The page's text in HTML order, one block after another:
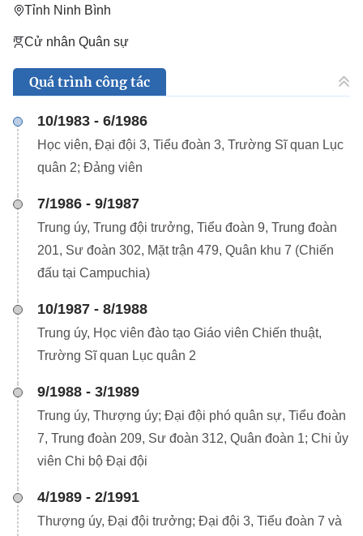
Tỉnh Ninh Bình
Cử nhân Quân sự
Quá trình công tác
10/1983 - 6/1986
Học viên, Đại đội 3, Tiểu đoàn 3, Trường Sĩ quan Lục
quân 2; Đảng viên
7/1986 - 9/1987
Trung úy, Trung đội trưởng, Tiểu đoàn 9, Trung đoàn
201, Sư đoàn 302, Mặt trận 479, Quân khu 7 (Chiến
đấu tại Campuchia)
10/1987 - 8/1988
Trung úy, Học viên đào tạo Giáo viên Chiến thuật,
Trường Sĩ quan Lục quân 2
9/1988 - 3/1989
Trung úy, Thượng úy; Đại đội phó quân sự, Tiểu đoàn
7, Trung đoàn 209, Sư đoàn 312, Quân đoàn 1; Chi ủy
viên Chi bộ Đại đội
4/1989 - 2/1991
Thượng úy, Đại đội trưởng; Đại đội 3, Tiểu đoàn 7 và